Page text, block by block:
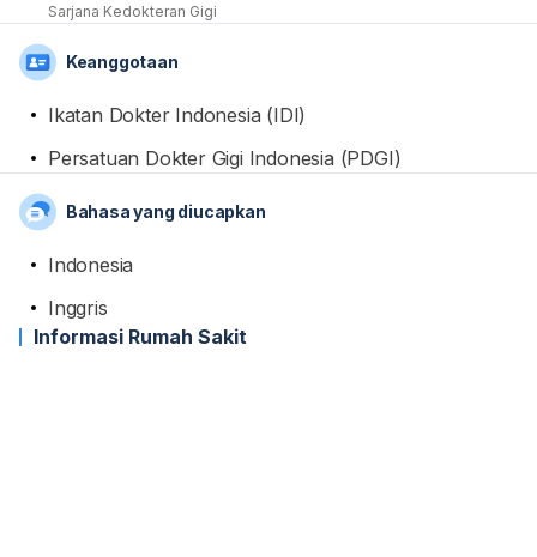
Sarjana Kedokteran Gigi
Keanggotaan
Ikatan Dokter Indonesia (IDI)
Persatuan Dokter Gigi Indonesia (PDGI)
Bahasa yang diucapkan
Indonesia
Inggris
Informasi Rumah Sakit